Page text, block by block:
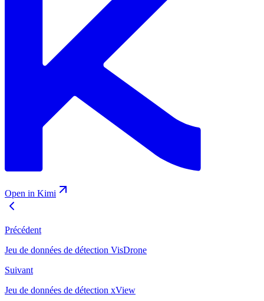
Open in Kimi
Précédent
Jeu de données de détection VisDrone
Suivant
Jeu de données de détection xView